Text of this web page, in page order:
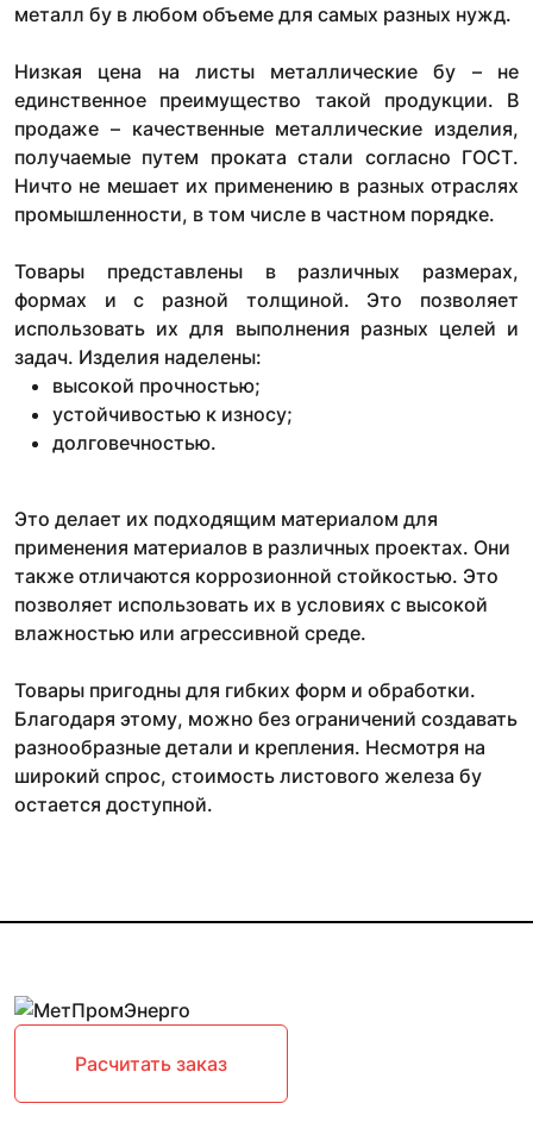
металл бу в любом объеме для самых разных нужд.
Низкая цена на листы металлические бу – не
единственное преимущество такой продукции. В
продаже – качественные металлические изделия,
получаемые путем проката стали согласно ГОСТ.
Ничто не мешает их применению в разных отраслях
промышленности, в том числе в частном порядке.
Товары представлены в различных размерах,
формах и с разной толщиной. Это позволяет
использовать их для выполнения разных целей и
задач. Изделия наделены:
высокой прочностью;
устойчивостью к износу;
долговечностью.
Это делает их подходящим материалом для
применения материалов в различных проектах. Они
также отличаются коррозионной стойкостью. Это
позволяет использовать их в условиях с высокой
влажностью или агрессивной среде.
Товары пригодны для гибких форм и обработки.
Благодаря этому, можно без ограничений создавать
разнообразные детали и крепления. Несмотря на
широкий спрос, стоимость листового железа бу
остается доступной.
Расчитать заказ